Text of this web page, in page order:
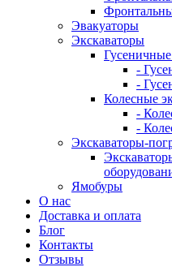
Эвакуаторы
Экскаваторы
-
-
Колесные
-
-
Экскаваторы-
Ямобуры
О нас
Доставка и оплата
Блог
Контакты
Отзывы